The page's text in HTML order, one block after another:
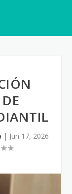
| Jun 17, 2026